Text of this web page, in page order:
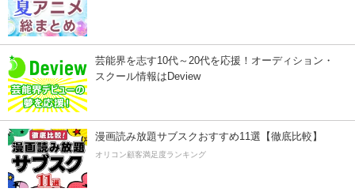
芸能界を志す10代～20代を応援！オーディション・
スクール情報はDeview
漫画読み放題サブスクおすすめ11選【徹底比較】
オリコン顧客満足度ランキング